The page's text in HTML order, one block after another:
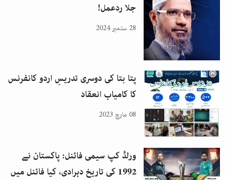
جلا ردعمل!
28 ستمبر 2024
پتا بتا کی دوسری تدریسِ اردو کانفرنس
کا کامیاب انعقاد
08 مارچ 2023
ورلڈ کپ سیمی فائنل: پاکستان نے
1992 کی تاریخ دہرادی، کیا فائنل میں